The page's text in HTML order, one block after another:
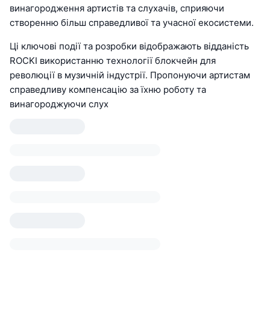
винагородження артистів та слухачів, сприяючи
створенню більш справедливої та учасної екосистеми.
Ці ключові події та розробки відображають відданість
ROCKI використанню технології блокчейн для
революції в музичній індустрії. Пропонуючи артистам
справедливу компенсацію за їхню роботу та
винагороджуючи слух